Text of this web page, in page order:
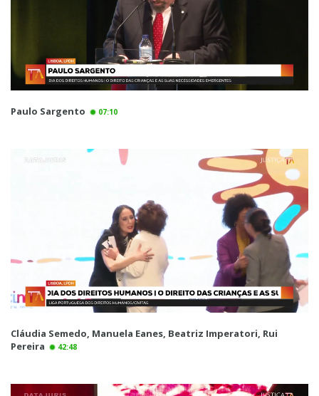
Paulo Sargento 07:10
Cláudia Semedo, Manuela Eanes, Beatriz Imperatori, Rui
Pereira
42:48